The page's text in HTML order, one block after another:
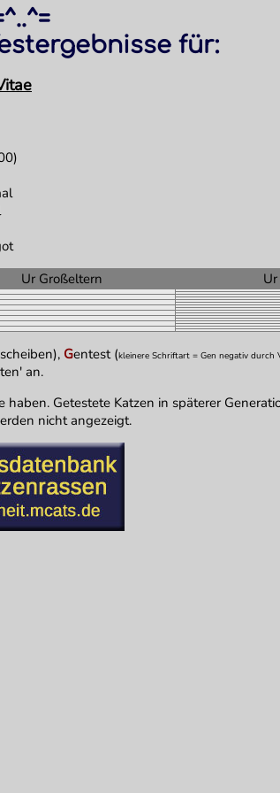
für:
Ur Großeltern
Gentest (kleinere Schriftart = Gen negativ durch
an.
Getestete Katzen in späterer
nicht angezeigt.